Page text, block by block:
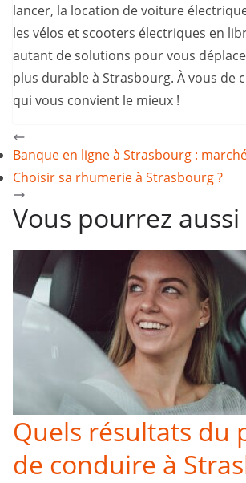
lancer, la location de voiture
les vélos et scooters électriques en
autant de solutions pour vous
plus durable à Strasbourg. À vous de
qui vous convient le mieux !
Banque en ligne à Strasbourg :
Choisir sa rhumerie à Strasbourg ?
Vous pourrez
Quels résultats du
de conduire à